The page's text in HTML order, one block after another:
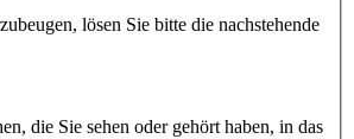
lösen Sie bitte die nachstehende
die Sie sehen oder gehört haben, in das